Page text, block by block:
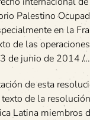
Palestino
en la
de las
de junio de 2014 /
de esta
de la
Latina miembros